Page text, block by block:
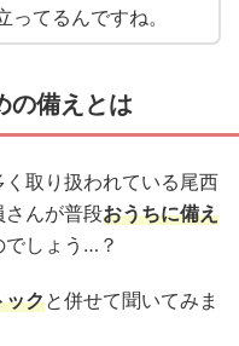
てるんですね。
の備えとは
取り扱われている尾西
さんが普段おうちに備え
でしょう…？
ックと併せて聞いてみま